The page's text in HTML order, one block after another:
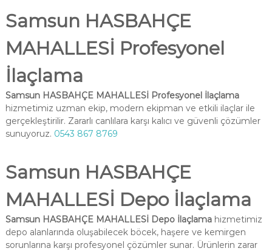
Samsun HASBAHÇE
MAHALLESİ Profesyonel
İlaçlama
Samsun HASBAHÇE MAHALLESİ Profesyonel İlaçlama
hizmetimiz uzman ekip, modern ekipman ve etkili ilaçlar ile
gerçekleştirilir. Zararlı canlılara karşı kalıcı ve güvenli çözümler
sunuyoruz. 0543 867 8769
Samsun HASBAHÇE
MAHALLESİ Depo İlaçlama
Samsun HASBAHÇE MAHALLESİ Depo İlaçlamahizmetimiz
depo alanlarında oluşabilecek böcek, haşere ve kemirgen
sorunlarına karşı profesyonel çözümler sunar. Ürünlerin zarar